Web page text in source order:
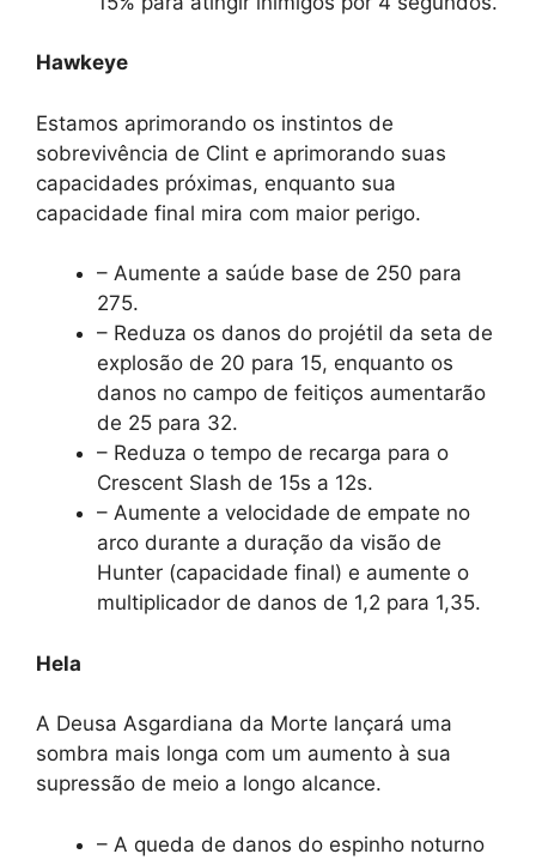
Hawkeye
Estamos aprimorando os instintos de
sobrevivência de Clint e aprimorando suas
capacidades próximas, enquanto sua
capacidade final mira com maior perigo.
– Aumente a saúde base de 250 para
275.
– Reduza os danos do projétil da seta de
explosão de 20 para 15, enquanto os
danos no campo de feitiços aumentarão
de 25 para 32.
– Reduza o tempo de recarga para o
Crescent Slash de 15s a 12s.
– Aumente a velocidade de empate no
arco durante a duração da visão de
Hunter (capacidade final) e aumente o
multiplicador de danos de 1,2 para 1,35.
Hela
A Deusa Asgardiana da Morte lançará uma
sombra mais longa com um aumento à sua
supressão de meio a longo alcance.
– A queda de danos do espinho noturno